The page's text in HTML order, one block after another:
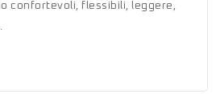
confortevoli, flessibili, leggere,